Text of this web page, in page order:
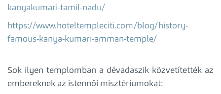
kanyakumari-tamil-nadu/
https://www.hoteltempleciti.com/blog/history-
famous-kanya-kumari-amman-temple/
Sok ilyen templomban a dévadaszik közvetítették az
embereknek az istennői misztériumokat: